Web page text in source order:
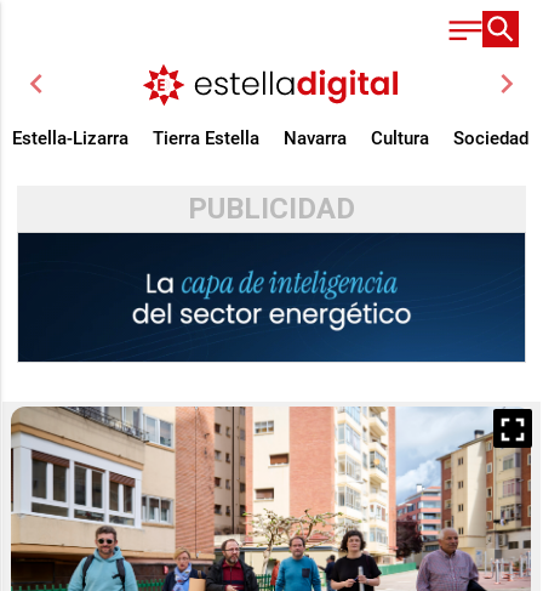
chevron_left chevron_right
Estella-Lizarra Tierra Estella Navarra Cultura Sociedad
PUBLICIDAD